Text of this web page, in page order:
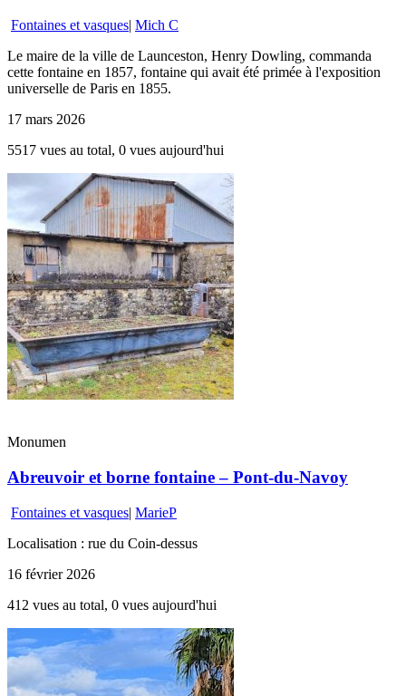
Fontaines et vasques| Mich C
Le maire de la ville de Launceston, Henry Dowling, commanda
cette fontaine en 1857, fontaine qui avait été primée à l'exposition
universelle de Paris en 1855.
17 mars 2026
5517 vues au total, 0 vues aujourd'hui
Monumen
Abreuvoir et borne fontaine – Pont-du-Navoy
Fontaines et vasques| MarieP
Localisation : rue du Coin-dessus
16 février 2026
412 vues au total, 0 vues aujourd'hui